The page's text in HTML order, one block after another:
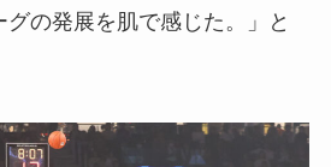
の発展を肌で感じた。」と